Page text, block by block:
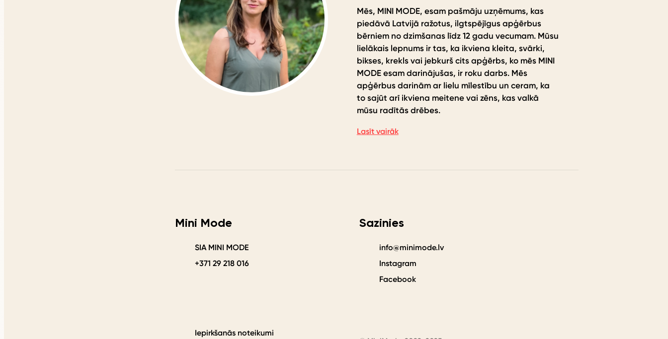
Mēs, MINI MODE, esam pašmāju uzņēmums, kas
piedāvā Latvijā ražotus, ilgtspējīgus apģērbus
bērniem no dzimšanas līdz 12 gadu vecumam. Mūsu
lielākais lepnums ir tas, ka ikviena kleita, svārki,
bikses, krekls vai jebkurš cits apģērbs, ko mēs MINI
MODE esam darinājušas, ir roku darbs. Mēs
apģērbus darinām ar lielu mīlestību un ceram, ka
to sajūt arī ikviena meitene vai zēns, kas valkā
mūsu radītās drēbes.
Lasīt vairāk
Mini Mode
SIA MINI MODE
+371 29 218 016
Sazinies
info@minimode.lv
Instagram
Facebook
Iepirkšanās noteikumi